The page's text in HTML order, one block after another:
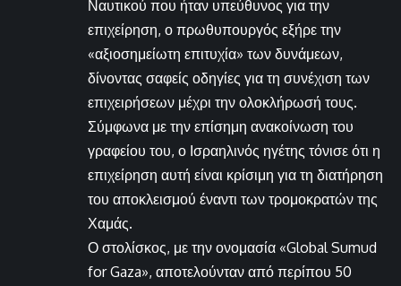
Ναυτικού που ήταν υπεύθυνος για την
επιχείρηση, ο πρωθυπουργός εξήρε την
«αξιοσημείωτη επιτυχία» των δυνάμεων,
δίνοντας σαφείς οδηγίες για τη συνέχιση των
επιχειρήσεων μέχρι την ολοκλήρωσή τους.
Σύμφωνα με την επίσημη ανακοίνωση του
γραφείου του, ο Ισραηλινός ηγέτης τόνισε ότι η
επιχείρηση αυτή είναι κρίσιμη για τη διατήρηση
του αποκλεισμού έναντι των τρομοκρατών της
Χαμάς.
Ο στολίσκος, με την ονομασία «Global Sumud
for Gaza», αποτελούνταν από περίπου 50